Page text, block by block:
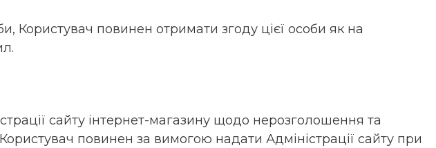
Користувач повинен отримати згоду цієї особи як на
сайту інтернет-магазину щодо нерозголошення та
повинен за вимогою надати Адміністрації сайту при